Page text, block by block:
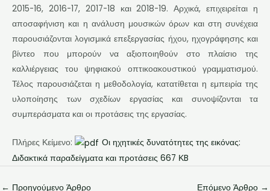
2015-16, 2016-17, 2017-18 και 2018-19. Αρχικά, επιχειρείται η
αποσαφήνιση και η ανάλυση μουσικών όρων και στη συνέχεια
παρουσιάζονται λογισμικά επεξεργασίας ήχου, ηχογράφησης και
βίντεο που μπορούν να αξιοποιηθούν στο πλαίσιο της
καλλιέργειας του ψηφιακού οπτικοακουστικού γραμματισμού.
Τέλος παρουσιάζεται η μεθοδολογία, κατατίθεται η εμπειρία της
υλοποίησης των σχεδίων εργασίας και συνοψίζονται τα
συμπεράσματα και οι προτάσεις της εργασίας.
Πλήρες Κείμενο:
Οι ηχητικές δυνατότητες της εικόνας:
Διδακτικά παραδείγματα και προτάσεις 667 ΚB
← Προηγούμενο Άρθρο Επόμενο Άρθρο →